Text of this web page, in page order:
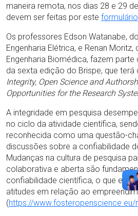
maneira remota, nos dias 28 e 29
devem ser feitas por este formulário
Os professores Edson Watanabe,
Engenharia Elétrica, e Renan
Engenharia Biomédica, fazem
da sexta edição do Brispe, que
Integrity, Open Science and
Opportunities for the Research
A integridade em pesquisa
no ciclo da atividade científica,
reconhecida como uma questão-
discussões sobre a confiabilidade
Mudanças na cultura de pesquisa
colaborativa e aberta são
confiabilidade científica, o que
atitudes em relação ao
(https://